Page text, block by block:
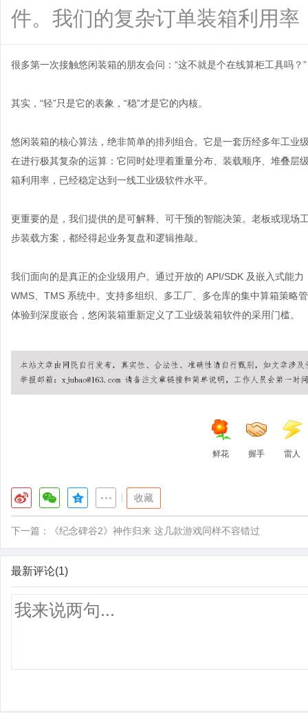
件。我们的复杂订单装箱利用率
很多第一次接触悠闲装箱的朋友会问：“这不就是个在线算柜工具吗？”
其实，“轻”只是它的表象，“稳”才是它的内核。
悠闲装箱的核心算法，绝非简单的排列组合。它是一套历经多年工业
在进行极其复杂的运算：它同时处理着重量分布、装载顺序、堆叠层
箱利用率，已经稳定达到一线工业级软件水平。
更重要的是，我们提供的是可解释、可干预的智能决策。老板或现场
步装载方案，都经得起业务复盘和逻辑推敲。
我们面向的是真正的企业级用户。通过开放的 API/SDK 及嵌入式能
WMS、TMS 系统中。支持多组织、多工厂、多仓库的集中算箱策略
体验到深度嵌合，悠闲装箱重新定义了工业级装箱软件的采用门槛。
鲜花 握手 雷人
收藏
下一篇： 《纪念碑谷2》神作归来 这几款游戏同样不容错过
最新评论(1)